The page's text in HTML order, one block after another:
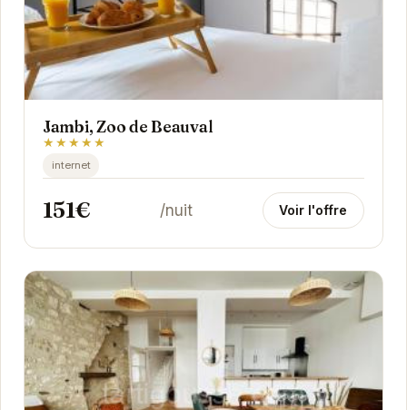
Jambi, Zoo de Beauval
★★★★★
internet
151€ /nuit Voir l'offre